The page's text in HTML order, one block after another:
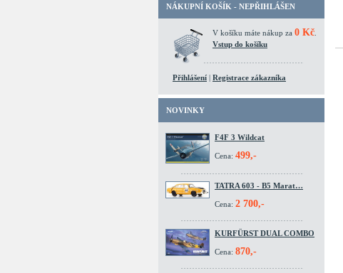
NÁKUPNÍ KOŠÍK - NEPŘIHLÁŠEN
V košíku máte nákup za 0 Kč
Vstup do košíku
Přihlášení | Registrace zákazníka
NOVINKY
F4F 3 Wildcat
Cena: 499,-
TATRA 603 - B5 Marat…
Cena: 2 700,-
KURFÜRST DUAL COMBO
Cena: 870,-